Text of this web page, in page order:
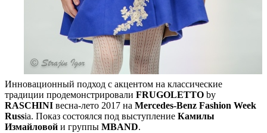
Инновационный подход с акцентом на классические
традиции продемонстрировали FRUGOLETTO by
RASCHINI весна-лето 2017 на Mercedes-Benz Fashion Week
Russia. Показ состоялся под выступление Камилы
Измайловой и группы MBAND.